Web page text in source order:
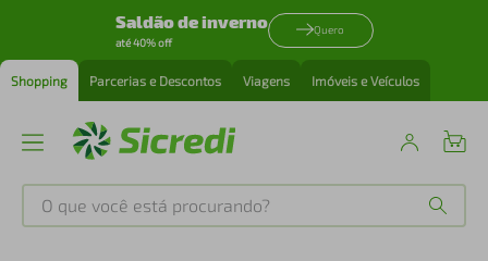
Saldão de inverno
até 40% off
Quero
Shopping Parcerias e Descontos Viagens Imóveis e Veículos
O que você está procurando?